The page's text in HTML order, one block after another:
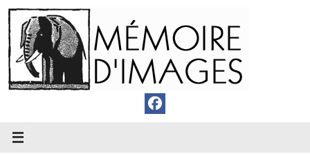
Passer
au
contenu